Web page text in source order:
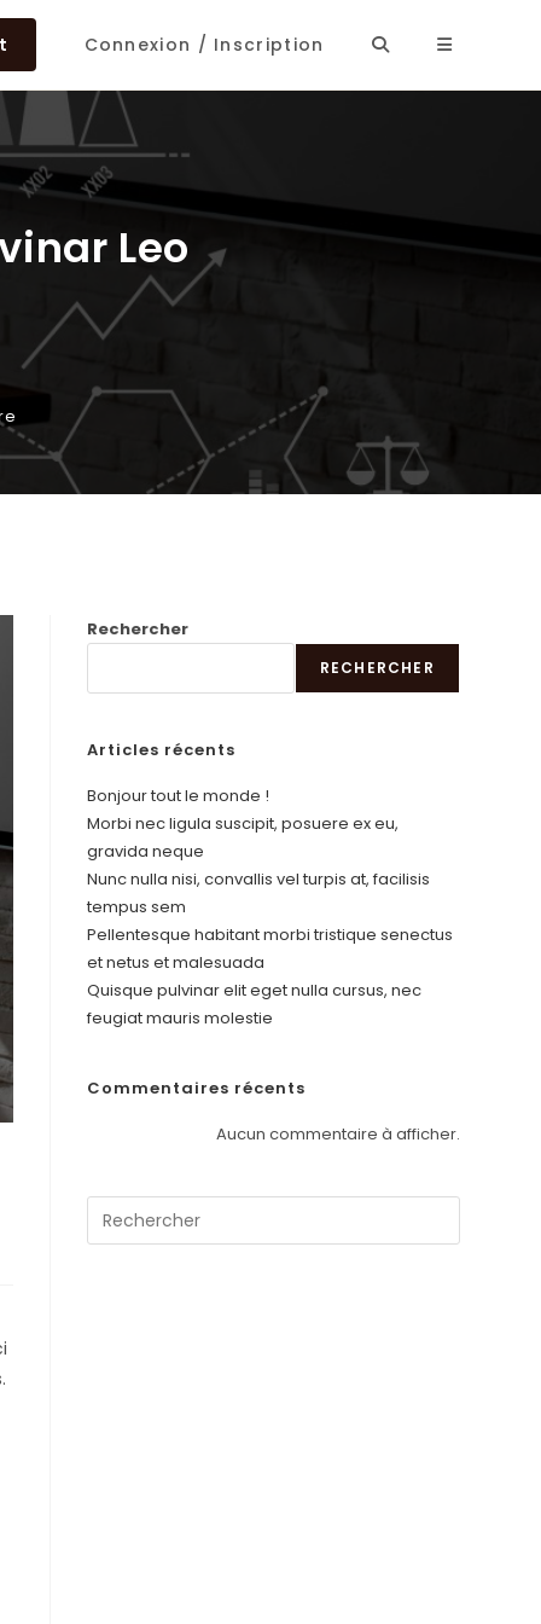
Connexion / Inscription
Leo
Rechercher
RECHERCHER
Articles récents
Bonjour tout le monde !
Morbi nec ligula suscipit, posuere ex eu,
gravida neque
Nunc nulla nisi, convallis vel turpis at, facilisis
tempus sem
Pellentesque habitant morbi tristique senectus
et netus et malesuada
Quisque pulvinar elit eget nulla cursus, nec
feugiat mauris molestie
Commentaires récents
Aucun commentaire à afficher.